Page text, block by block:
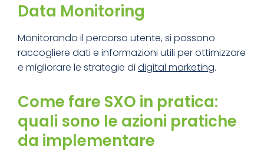
Data Monitoring
Monitorando il percorso utente, si possono
raccogliere dati e informazioni utili per ottimizzare
e migliorare le strategie di digital marketing.
Come fare SXO in pratica:
quali sono le azioni pratiche
da implementare